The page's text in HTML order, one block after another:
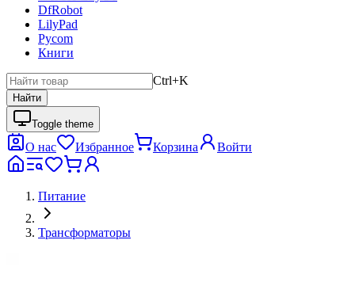
DfRobot
LilyPad
Pycom
Книги
Ctrl+K
Найти
Toggle theme
О нас Избранное Корзина Войти
Питание
Трансформаторы